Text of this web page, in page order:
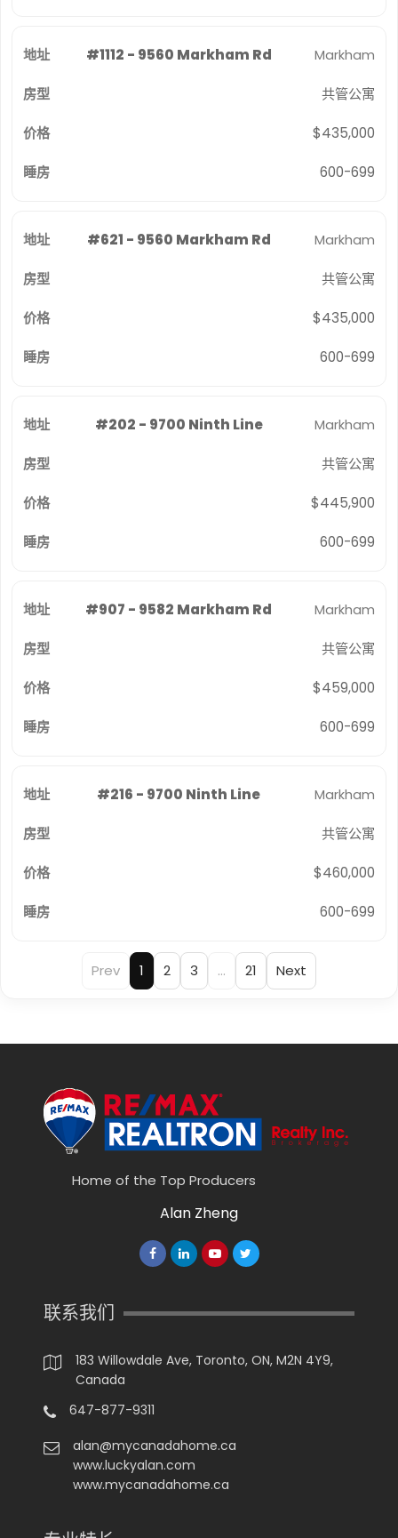
#1112 - 9560 Markham Rd Markham
共管公寓
$435,000
600-699
#621 - 9560 Markham Rd Markham
共管公寓
$435,000
600-699
#202 - 9700 Ninth Line Markham
共管公寓
$445,900
600-699
#907 - 9582 Markham Rd Markham
共管公寓
$459,000
600-699
#216 - 9700 Ninth Line Markham
共管公寓
$460,000
600-699
Prev 1 2 3 … 21 Next
Home of the Top Producers
Alan Zheng
联系我们
183 Willowdale Ave, Toronto, ON, M2N 4Y9,
Canada
647-877-9311
alan@mycanadahome.ca
www.luckyalan.com
www.mycanadahome.ca